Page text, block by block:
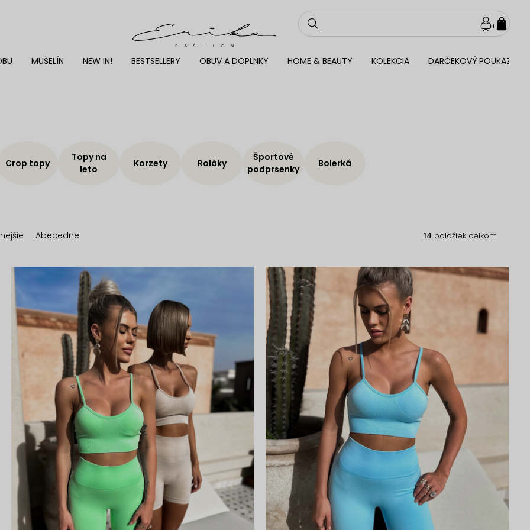
MUŠELÍN NEW IN! BESTSELLERY OBUV A DOPLNKY HOME & BEAUTY KOLEKCIA DARČEKOVÝ POUKAZ
Crop topy
Topy na
leto
Korzety Roláky
Športové
podprsenky
Bolerká
Abecedne 14 položiek celkom